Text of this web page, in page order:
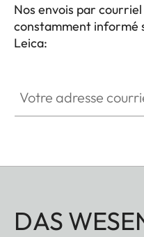
Nos envois par
constamment informé
Leica:
DAS